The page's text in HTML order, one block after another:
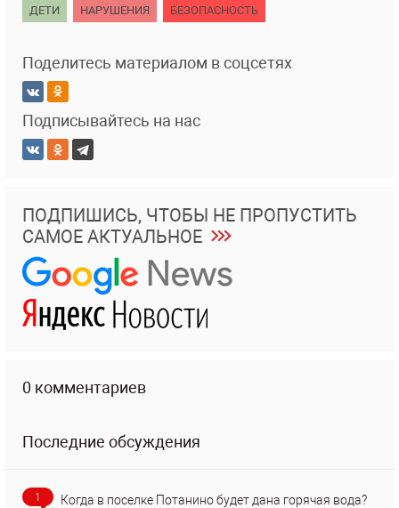
ДЕТИ НАРУШЕНИЯ БЕЗОПАСНОСТЬ
Поделитесь материалом в соцсетях
Подписывайтесь на нас
ПОДПИШИСЬ, ЧТОБЫ НЕ ПРОПУСТИТЬ
САМОЕ АКТУАЛЬНОЕ
0 комментариев
Последние обсуждения
1 Когда в поселке Потанино будет дана горячая вода?